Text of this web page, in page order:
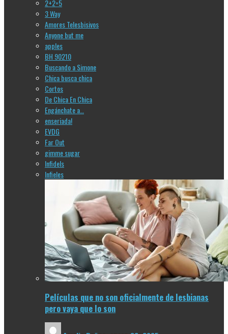
2+2=5
3 Way
Amores Telesbisivos
Anyone but me
apples
BH 90210
Buscando a Simone
Chica busca chica
Cortos
De Chica En Chica
Engánchate a…
enseriada!
EVDG
Far Out
gimme sugar
Infidels
Infieles
Películas que no son oficialmente de lesbianas
pero vaya que lo son